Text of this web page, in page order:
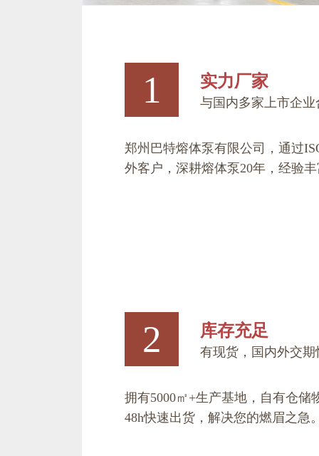
1 实力厂家
与国内多家上市企业
郑州巴特熔体泵有限公司 ，通过
外客户，深耕熔体泵20年，经验
2 库存充足
有现货，国内外交期
拥有5000㎡+生产基地，自有仓
48h快速出货，解决您的燃眉之急